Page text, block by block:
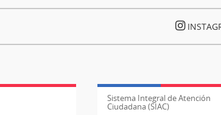
Sistema Integral de Atención
Ciudadana (SIAC)